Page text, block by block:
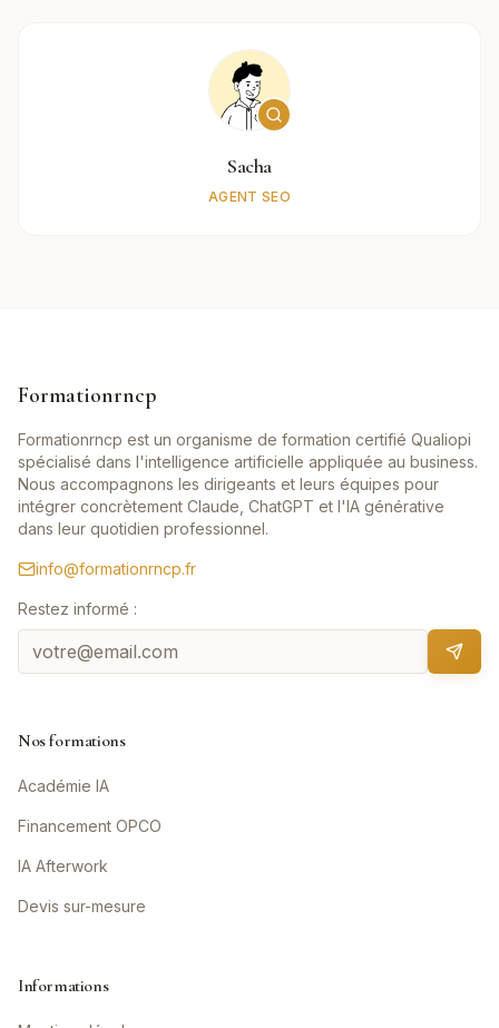
Sacha
AGENT SEO
Formationrncp
Formationrncp est un organisme de formation certifié Qualiopi
spécialisé dans l'intelligence artificielle appliquée au business.
Nous accompagnons les dirigeants et leurs équipes pour
intégrer concrètement Claude, ChatGPT et l'IA générative
dans leur quotidien professionnel.
info@formationrncp.fr
Restez informé :
Nos formations
Académie IA
Financement OPCO
IA Afterwork
Devis sur-mesure
Informations